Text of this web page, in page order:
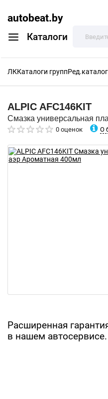
autobeat.by
Каталоги
ЛККаталоги групп
ALPIC AFC146KIT
Смазка универсальная
0 оценок О
Расширенная
в нашем автосервисе.